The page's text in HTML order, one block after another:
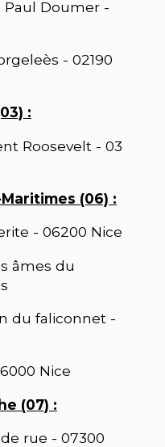
Paul Doumer -
- 02190
:
Roosevelt - 03
(06) :
- 06200 Nice
âmes du
du faliconnet -
Nice
(07) :
rue - 07300